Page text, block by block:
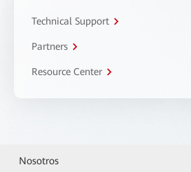
Technical Support
Partners
Resource Center
Nosotros